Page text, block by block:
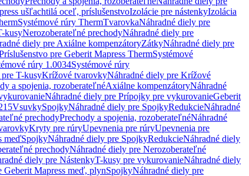
ušľachtilá oceľ, príslušenstvoIzolácie pre nástenkyIzolácia
Systémové rúry ThermTvarovkaNáhradné diely pre
kusyNerozoberateľné prechodyNáhradné diely pre
diely pre Axiálne kompenzátoryZátkyNáhradné diely pre
pre Geberit Mapress ThermSystémové
rúry 1.0034Systémové rúry
T-kusyKrížové tvarovkyNáhradné diely pre Krížové
a spojenia, rozoberateľnéAxiálne kompenzátoryNáhradné
Náhradné diely pre Prípojky pre vykurovanieGeberit
VsuvkySpojkyNáhradné diely pre SpojkyRedukcieNáhradné
prechodyPrechody a spojenia, rozoberateľnéNáhradné
Kryty pre rúryUpevnenia pre rúryUpevnenia pre
meďSpojkyNáhradné diely pre SpojkyRedukcieNáhradné diely
prechodyNáhradné diely pre Nerozoberateľné
diely pre NástenkyT-kusy pre vykurovanieNáhradné diely
Geberit Mapress meď, plynSpojkyNáhradné diely pre